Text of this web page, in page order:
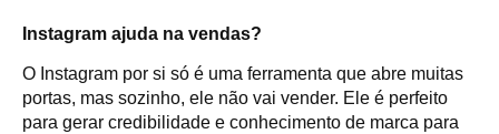
Instagram ajuda na vendas?
O Instagram por si só é uma ferramenta que abre muitas
portas, mas sozinho, ele não vai vender. Ele é perfeito
para gerar credibilidade e conhecimento de marca para